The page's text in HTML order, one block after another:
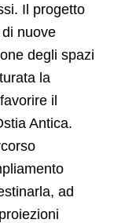
Il progetto
nuove
degli spazi
la
il
Antica.
ad